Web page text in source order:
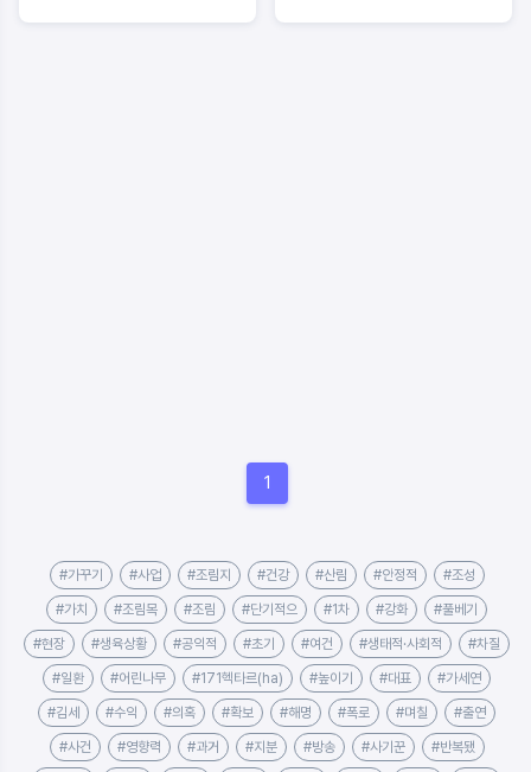
1
#가꾸기 #사업 #조림지 #건강 #산림 #안정적 #조성
#가치 #조림목 #조림 #단기적으 #1차 #강화 #풀베기
#현장 #생육상황 #공익적 #초기 #여건 #생태적·사회적 #차질
#일환 #어린나무 #171헥타르(ha) #높이기 #대표 #가세연
#김세 #수익 #의혹 #확보 #해명 #폭로 #며칠 #출연
#사건 #영향력 #과거 #지분 #방송 #사기꾼 #반복됐